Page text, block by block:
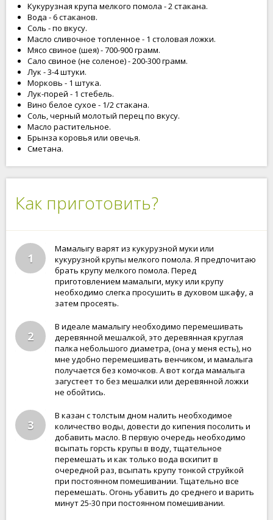
Кукурузная крупа мелкого помола - 2 стакана.
Вода - 6 стаканов.
Соль - по вкусу.
Масло сливочное топленное - 1 столовая ложки.
Мясо свиное (шея) - 700-900 грамм.
Сало свиное (не соленое) - 200-300 грамм.
Лук - 3-4 штуки.
Морковь - 1 штука.
Лук-порей - 1 стебель.
Вино белое сухое - 1/2 стакана.
Соль, черный молотый перец по вкусу.
Масло растительное.
Брынза коровья или овечья.
Сметана.
Как приготовить?
1
Мамалыгу варят из кукурузной муки или
кукурузной крупы мелкого помола. Я предпочитаю
брать крупу мелкого помола. Перед
приготовлением мамалыги, муку или крупу
необходимо слегка просушить в духовом шкафу, а
затем просеять.
2
В идеале мамалыгу необходимо перемешивать
деревянной мешалкой, это деревянная круглая
палка небольшого диаметра, (она у меня есть), но
мне удобно перемешивать венчиком, и мамалыга
получается без комочков. А вот когда мамалыга
загустеет то без мешалки или деревянной ложки
не обойтись.
3
В казан с толстым дном налить необходимое
количество воды, довести до кипения посолить и
добавить масло. В первую очередь необходимо
всыпать горсть крупы в воду, тщательное
перемешать и как только вода вскипит в
очередной раз, всыпать крупу тонкой струйкой
при постоянном помешивании. Тщательно все
перемешать. Огонь убавить до среднего и варить
минут 25-30 при постоянном помешивании.